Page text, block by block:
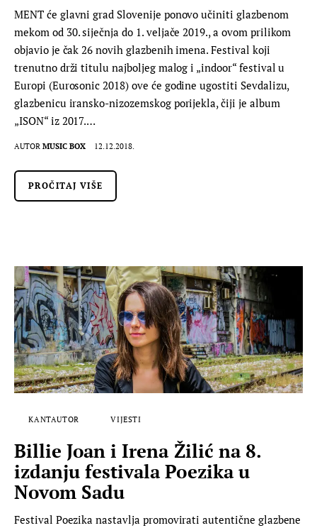
MENT će glavni grad Slovenije ponovo učiniti glazbenom
mekom od 30. siječnja do 1. veljače 2019., a ovom prilikom
objavio je čak 26 novih glazbenih imena. Festival koji
trenutno drži titulu najboljeg malog i „indoor“ festival u
Europi (Eurosonic 2018) ove će godine ugostiti Sevdalizu,
glazbenicu iransko-nizozemskog porijekla, čiji je album
„ISON“ iz 2017.…
AUTOR MUSIC BOX 12.12.2018.
PROČITAJ VIŠE
KANTAUTOR VIJESTI
Billie Joan i Irena Žilić na 8.
izdanju festivala Poezika u
Novom Sadu
Festival Poezika nastavlja promovirati autentične glazbene